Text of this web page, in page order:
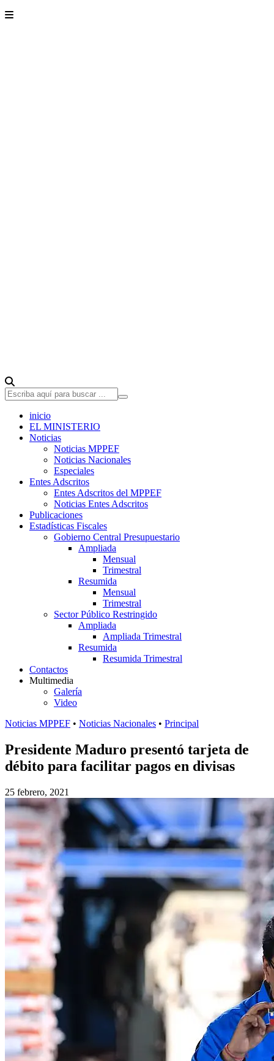
inicio
EL MINISTERIO
Noticias
Noticias MPPEF
Noticias Nacionales
Especiales
Entes Adscritos
Entes Adscritos del MPPEF
Noticias Entes Adscritos
Publicaciones
Estadísticas Fiscales
Gobierno Central Presupuestario
Ampliada
Mensual
Trimestral
Resumida
Mensual
Trimestral
Sector Público Restringido
Ampliada
Ampliada Trimestral
Resumida
Resumida Trimestral
Contactos
Multimedia
Galería
Video
Noticias MPPEF • Noticias Nacionales • Principal
Presidente Maduro presentó tarjeta de
débito para facilitar pagos en divisas
25 febrero, 2021